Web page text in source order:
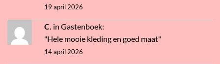
19 april 2026
C. in Gastenboek:
"Hele mooie kleding en goed maat"
14 april 2026